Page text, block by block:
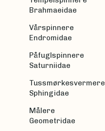
Brahmaeidae
Vårspinnere
Endromidae
Påfuglspinnere
Saturniidae
Tussmørkesvermere
Sphingidae
Målere
Geometridae